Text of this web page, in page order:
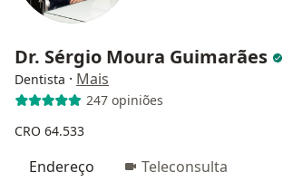
Dr. Sérgio Moura Guimarães
Dentista · Mais
247 opiniões
CRO 64.533
Endereço Teleconsulta